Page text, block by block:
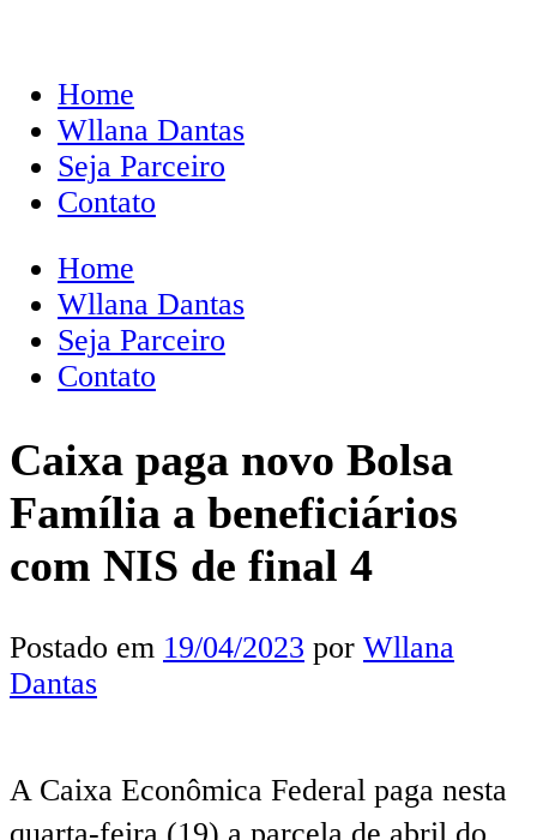
Home
Wllana Dantas
Seja Parceiro
Contato
Home
Wllana Dantas
Seja Parceiro
Contato
Caixa paga novo Bolsa
Família a beneficiários
com NIS de final 4
Postado em 19/04/2023 por Wllana
Dantas
A Caixa Econômica Federal paga nesta
quarta-feira (19) a parcela de abril do